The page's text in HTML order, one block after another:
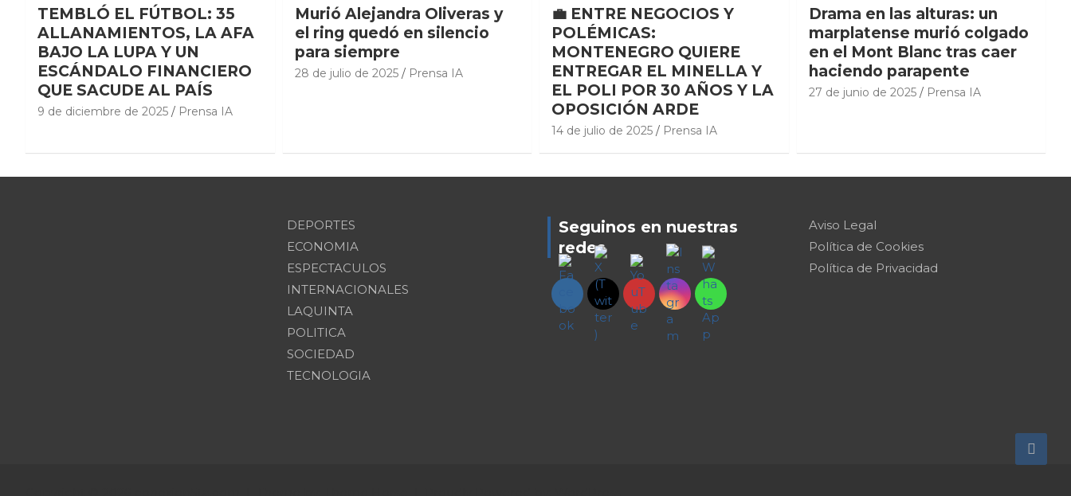
TEMBLÓ EL FÚTBOL: 35
ALLANAMIENTOS, LA AFA
BAJO LA LUPA Y UN
ESCÁNDALO FINANCIERO
QUE SACUDE AL PAÍS
9 de diciembre de 2025 Prensa IA
Murió Alejandra Oliveras y
el ring quedó en silencio
para siempre
28 de julio de 2025 Prensa IA
💼 ENTRE NEGOCIOS Y
POLÉMICAS:
MONTENEGRO QUIERE
ENTREGAR EL MINELLA Y
EL POLI POR 30 AÑOS Y LA
OPOSICIÓN ARDE
14 de julio de 2025 Prensa IA
Drama en las alturas: un
marplatense murió colgado
en el Mont Blanc tras caer
haciendo parapente
27 de junio de 2025 Prensa IA
DEPORTES
ECONOMIA
ESPECTACULOS
INTERNACIONALES
LAQUINTA
POLITICA
SOCIEDAD
TECNOLOGIA
Seguinos en nuestras
redes
Aviso Legal
Política de Cookies
Política de Privacidad